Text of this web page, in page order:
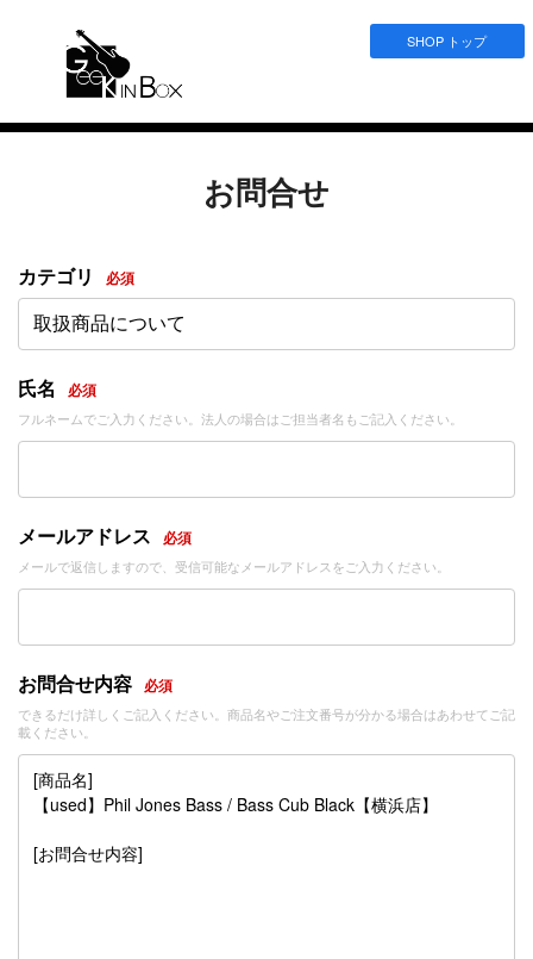
SHOP トップ
お問合せ
カテゴリ 必須
取扱商品について
氏名 必須
フルネームでご入力ください。法人の場合はご担当者名もご記入ください。
メールアドレス 必須
メールで返信しますので、受信可能なメールアドレスをご入力ください。
お問合せ内容 必須
できるだけ詳しくご記入ください。商品名やご注文番号が分かる場合はあわせてご記
載ください。